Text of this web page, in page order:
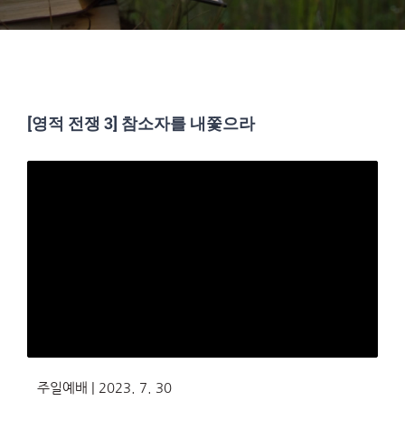
[영적 전쟁 3] 참소자를 내쫓으라
주일예배 | 2023. 7. 30